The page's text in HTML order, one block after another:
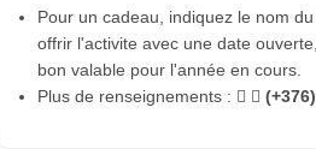
Pour un cadeau, indiquez le nom
offrir l'activite avec une date
bon valable pour l'année en cours.
Plus de renseignements :